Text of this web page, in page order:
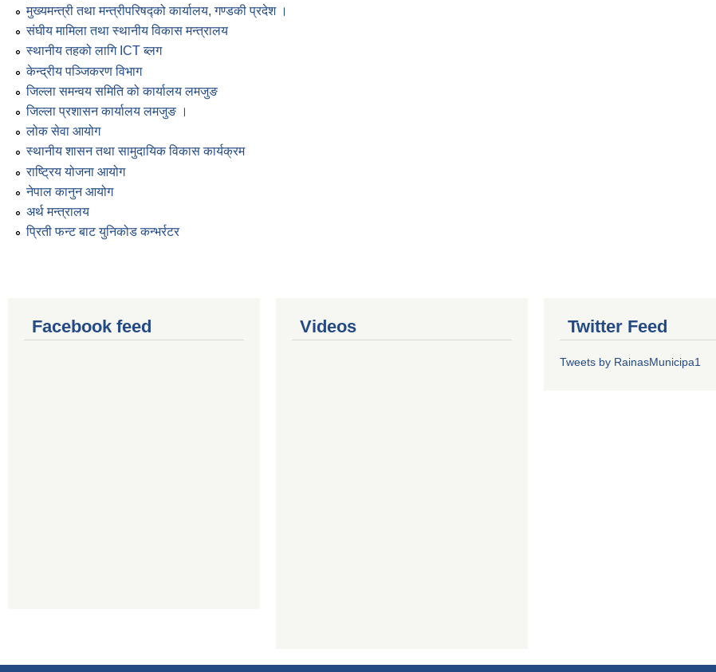
मुख्यमन्त्री तथा मन्त्रीपरिषद्को कार्यालय, गण्डकी प्रदेश ।
संघीय मामिला तथा स्थानीय विकास मन्त्रालय
स्थानीय तहको लागि ICT ब्लग
केन्द्रीय पञ्जिकरण विभाग
जिल्ला समन्वय समिति को कार्यालय लमजुङ
जिल्ला प्रशासन कार्यालय लमजुङ ।
लोक सेवा आयोग
स्थानीय शासन तथा सामुदायिक विकास कार्यक्रम
राष्ट्रिय योजना आयोग
नेपाल कानुन आयोग
अर्थ मन्त्रालय
प्रिती फन्ट बाट युनिकोड कन्भर्रटर
Facebook feed Videos Twitter Feed
Tweets by RainasMunicipa1